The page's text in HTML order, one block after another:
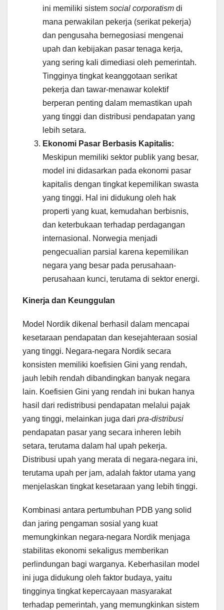
ini memiliki sistem social corporatism di
mana perwakilan pekerja (serikat pekerja)
dan pengusaha bernegosiasi mengenai
upah dan kebijakan pasar tenaga kerja,
yang sering kali dimediasi oleh pemerintah.
Tingginya tingkat keanggotaan serikat
pekerja dan tawar-menawar kolektif
berperan penting dalam memastikan upah
yang tinggi dan distribusi pendapatan yang
lebih setara.
Ekonomi Pasar Berbasis Kapitalis:
Meskipun memiliki sektor publik yang besar,
model ini didasarkan pada ekonomi pasar
kapitalis dengan tingkat kepemilikan swasta
yang tinggi. Hal ini didukung oleh hak
properti yang kuat, kemudahan berbisnis,
dan keterbukaan terhadap perdagangan
internasional. Norwegia menjadi
pengecualian parsial karena kepemilikan
negara yang besar pada perusahaan-
perusahaan kunci, terutama di sektor energi.
Kinerja dan Keunggulan
Model Nordik dikenal berhasil dalam mencapai
kesetaraan pendapatan dan kesejahteraan sosial
yang tinggi. Negara-negara Nordik secara
konsisten memiliki koefisien Gini yang rendah,
jauh lebih rendah dibandingkan banyak negara
lain. Koefisien Gini yang rendah ini bukan hanya
hasil dari redistribusi pendapatan melalui pajak
yang tinggi, melainkan juga dari pra-distribusi
pendapatan pasar yang secara inheren lebih
setara, terutama dalam hal upah pekerja.
Distribusi upah yang merata di negara-negara ini,
terutama upah per jam, adalah faktor utama yang
menjelaskan tingkat kesetaraan yang lebih tinggi.
Kombinasi antara pertumbuhan PDB yang solid
dan jaring pengaman sosial yang kuat
memungkinkan negara-negara Nordik menjaga
stabilitas ekonomi sekaligus memberikan
perlindungan bagi warganya. Keberhasilan model
ini juga didukung oleh faktor budaya, yaitu
tingginya tingkat kepercayaan masyarakat
terhadap pemerintah, yang memungkinkan sistem